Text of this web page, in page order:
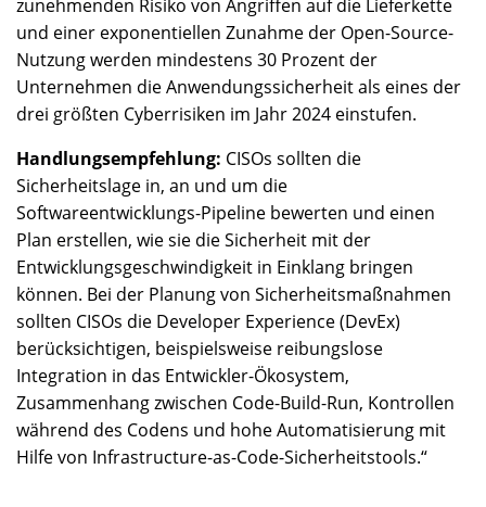
zunehmenden Risiko von Angriffen auf die Lieferkette
und einer exponentiellen Zunahme der Open-Source-
Nutzung werden mindestens 30 Prozent der
Unternehmen die Anwendungssicherheit als eines der
drei größten Cyberrisiken im Jahr 2024 einstufen.
Handlungsempfehlung: CISOs sollten die
Sicherheitslage in, an und um die
Softwareentwicklungs-Pipeline bewerten und einen
Plan erstellen, wie sie die Sicherheit mit der
Entwicklungsgeschwindigkeit in Einklang bringen
können. Bei der Planung von Sicherheitsmaßnahmen
sollten CISOs die Developer Experience (DevEx)
berücksichtigen, beispielsweise reibungslose
Integration in das Entwickler-Ökosystem,
Zusammenhang zwischen Code-Build-Run, Kontrollen
während des Codens und hohe Automatisierung mit
Hilfe von Infrastructure-as-Code-Sicherheitstools.“